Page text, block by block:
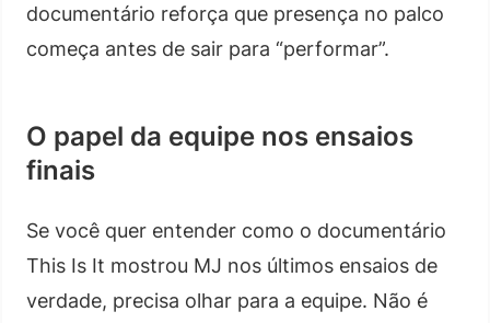
documentário reforça que presença no palco
começa antes de sair para “performar”.
O papel da equipe nos ensaios
finais
Se você quer entender como o documentário
This Is It mostrou MJ nos últimos ensaios de
verdade, precisa olhar para a equipe. Não é